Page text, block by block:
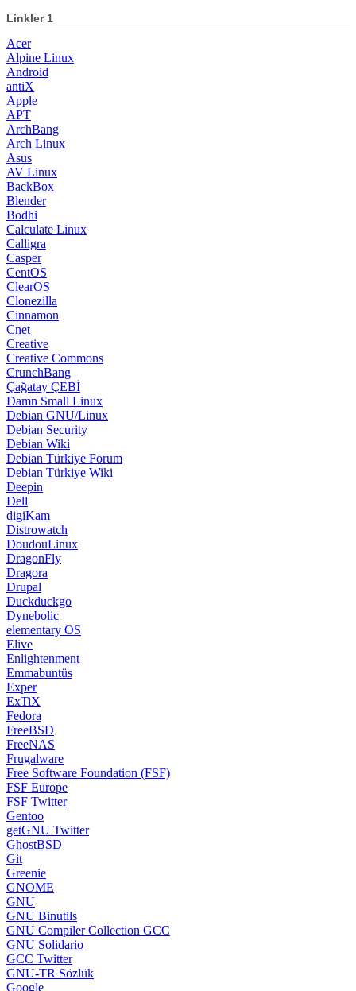
Linkler 1
Acer
Alpine Linux
Android
antiX
Apple
APT
ArchBang
Arch Linux
Asus
AV Linux
BackBox
Blender
Bodhi
Calculate Linux
Calligra
Casper
CentOS
ClearOS
Clonezilla
Cinnamon
Cnet
Creative
Creative Commons
CrunchBang
Çağatay ÇEBİ
Damn Small Linux
Debian GNU/Linux
Debian Security
Debian Wiki
Debian Türkiye Forum
Debian Türkiye Wiki
Deepin
Dell
digiKam
Distrowatch
DoudouLinux
DragonFly
Dragora
Drupal
Duckduckgo
Dynebolic
elementary OS
Elive
Enlightenment
Emmabuntüs
Exper
ExTiX
Fedora
FreeBSD
FreeNAS
Frugalware
Free Software Foundation (FSF)
FSF Europe
FSF Twitter
Gentoo
getGNU Twitter
GhostBSD
Git
Greenie
GNOME
GNU
GNU Binutils
GNU Compiler Collection GCC
GNU Solidario
GCC Twitter
GNU-TR Sözlük
Google